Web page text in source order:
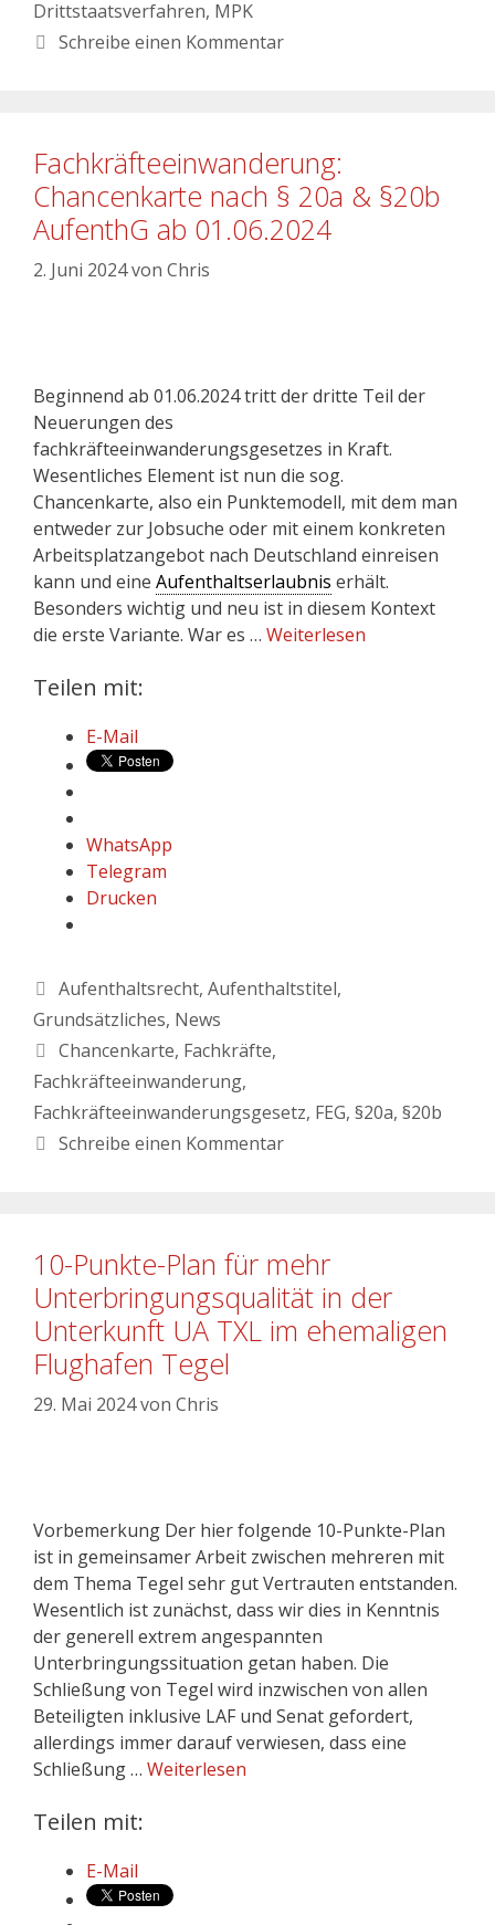
Drittstaatsverfahren, MPK
Schreibe einen Kommentar
Fachkräfteeinwanderung:
Chancenkarte nach § 20a & §20b
AufenthG ab 01.06.2024
2. Juni 2024von Chris
Beginnend ab 01.06.2024 tritt der dritte Teil der
Neuerungen des
fachkräfteeinwanderungsgesetzes in Kraft.
Wesentliches Element ist nun die sog.
Chancenkarte, also ein Punktemodell, mit dem man
entweder zur Jobsuche oder mit einem konkreten
Arbeitsplatzangebot nach Deutschland einreisen
kann und eine Aufenthaltserlaubnis erhält.
Besonders wichtig und neu ist in diesem Kontext
die erste Variante. War es … Weiterlesen
Teilen mit:
E-Mail
WhatsApp
Telegram
Drucken
Aufenthaltsrecht, Aufenthaltstitel,
Grundsätzliches, News
Chancenkarte, Fachkräfte,
Fachkräfteeinwanderung,
Fachkräfteeinwanderungsgesetz, FEG, §20a, §20b
Schreibe einen Kommentar
10-Punkte-Plan für mehr
Unterbringungsqualität in der
Unterkunft UA TXL im ehemaligen
Flughafen Tegel
29. Mai 2024von Chris
Vorbemerkung Der hier folgende 10-Punkte-Plan
ist in gemeinsamer Arbeit zwischen mehreren mit
dem Thema Tegel sehr gut Vertrauten entstanden.
Wesentlich ist zunächst, dass wir dies in Kenntnis
der generell extrem angespannten
Unterbringungssituation getan haben. Die
Schließung von Tegel wird inzwischen von allen
Beteiligten inklusive LAF und Senat gefordert,
allerdings immer darauf verwiesen, dass eine
Schließung … Weiterlesen
Teilen mit:
E-Mail